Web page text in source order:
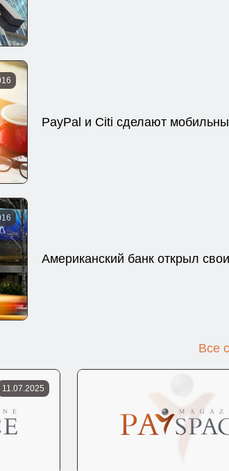
PayPal и Citi сделают
Американский банк открыл
Все
11.07.2025